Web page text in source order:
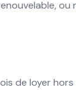
ou
de loyer hors